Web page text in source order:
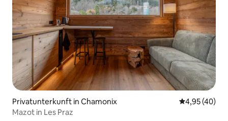
Privatunterkunft in Chamonix
4,95 (40)
Mazot in Les Praz